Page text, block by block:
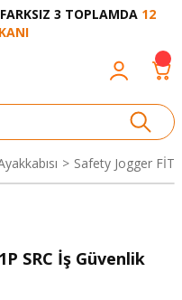
3 TOPLAMDA 12
Safety Jogger
SRC İş Güvenlik